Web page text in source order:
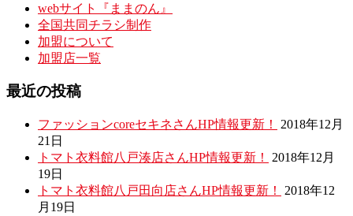
webサイト『ままのん』
全国共同チラシ制作
加盟について
加盟店一覧
最近の投稿
ファッションcoreセキネさんHP情報更新！
2018年12月
21日
トマト衣料館八戸湊店さんHP情報更新！
2018年12月
19日
トマト衣料館八戸田向店さんHP情報更新！
2018年12
月19日